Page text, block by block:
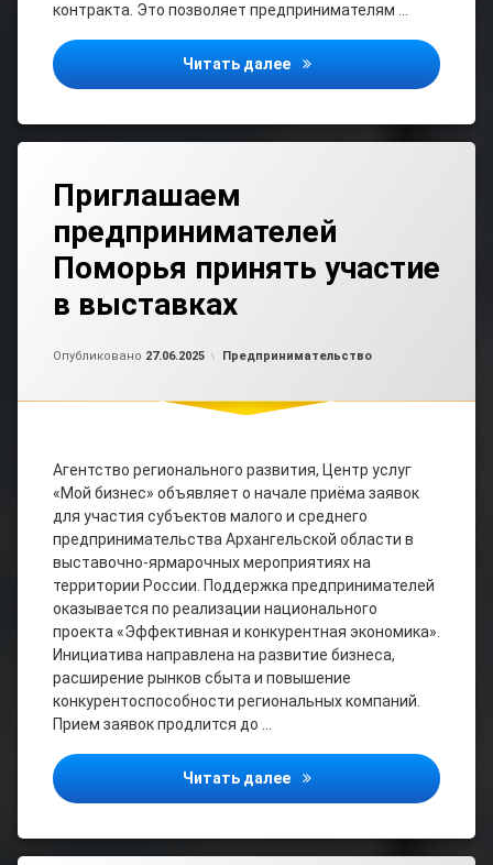
контракта. Это позволяет предпринимателям …
Читать далее Предпринимателям
Приглашаем
предпринимателей
Поморья принять участие
в выставках
Опубликовано 27.06.2025 Рубрики:
Предпринимательство
Агентство регионального развития, Центр услуг
«Мой бизнес» объявляет о начале приёма заявок
для участия субъектов малого и среднего
предпринимательства Архангельской области в
выставочно-ярмарочных мероприятиях на
территории России. Поддержка предпринимателей
оказывается по реализации национального
проекта «Эффективная и конкурентная экономика».
Инициатива направлена на развитие бизнеса,
расширение рынков сбыта и повышение
конкурентоспособности региональных компаний.
Прием заявок продлится до …
Читать далее Приглашаем